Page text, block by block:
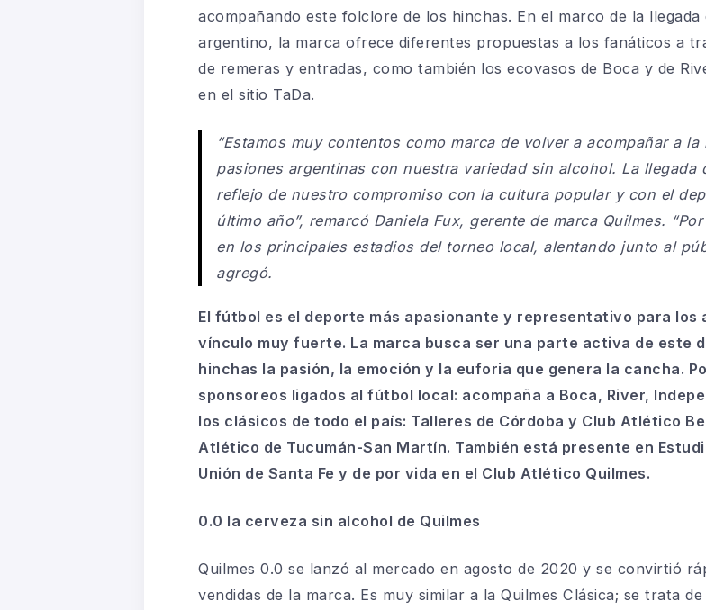
acompañando este folclore de los hinchas. En el marco de la
argentino, la marca ofrece diferentes propuestas a los fanáticos a
de remeras y entradas, como también los ecovasos de Boca y de
en el sitio TaDa.
“Estamos muy contentos como marca de volver a acompañar a
pasiones argentinas con nuestra variedad sin alcohol. La llegada
reflejo de nuestro compromiso con la cultura popular y con el
último año”, remarcó Daniela Fux, gerente de marca Quilmes.
en los principales estadios del torneo local, alentando junto al
agregó.
El fútbol es el deporte más apasionante y representativo para los
vínculo muy fuerte. La marca busca ser una parte activa de este
hinchas la pasión, la emoción y la euforia que genera la cancha.
sponsoreos ligados al fútbol local: acompaña a Boca, River,
los clásicos de todo el país: Talleres de Córdoba y Club Atlético
Atlético de Tucumán-San Martín. También está presente en
Unión de Santa Fe y de por vida en el Club Atlético Quilmes.
0.0 la cerveza sin alcohol de Quilmes
Quilmes 0.0 se lanzó al mercado en agosto de 2020 y se convirtió
vendidas de la marca. Es muy similar a la Quilmes Clásica; se trata